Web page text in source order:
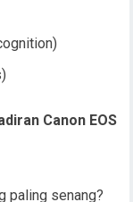
Canon EOS
paling senang?